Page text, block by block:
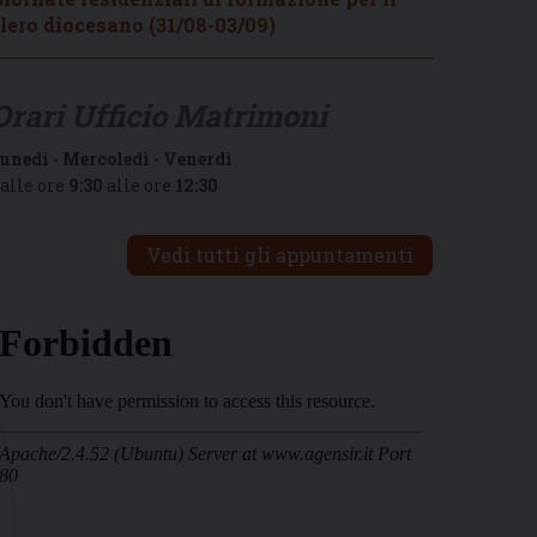
diocesano (31/08-03/09)
- Mercoledì - Venerdì
ore 9:30 alle ore 12:30
Vedi tutti gli appuntamenti